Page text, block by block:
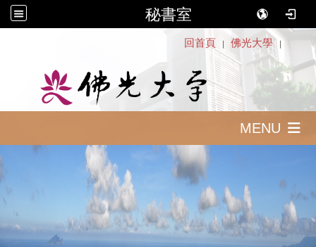
秘書室
回首頁 ｜ 佛光大學 ｜
MENU